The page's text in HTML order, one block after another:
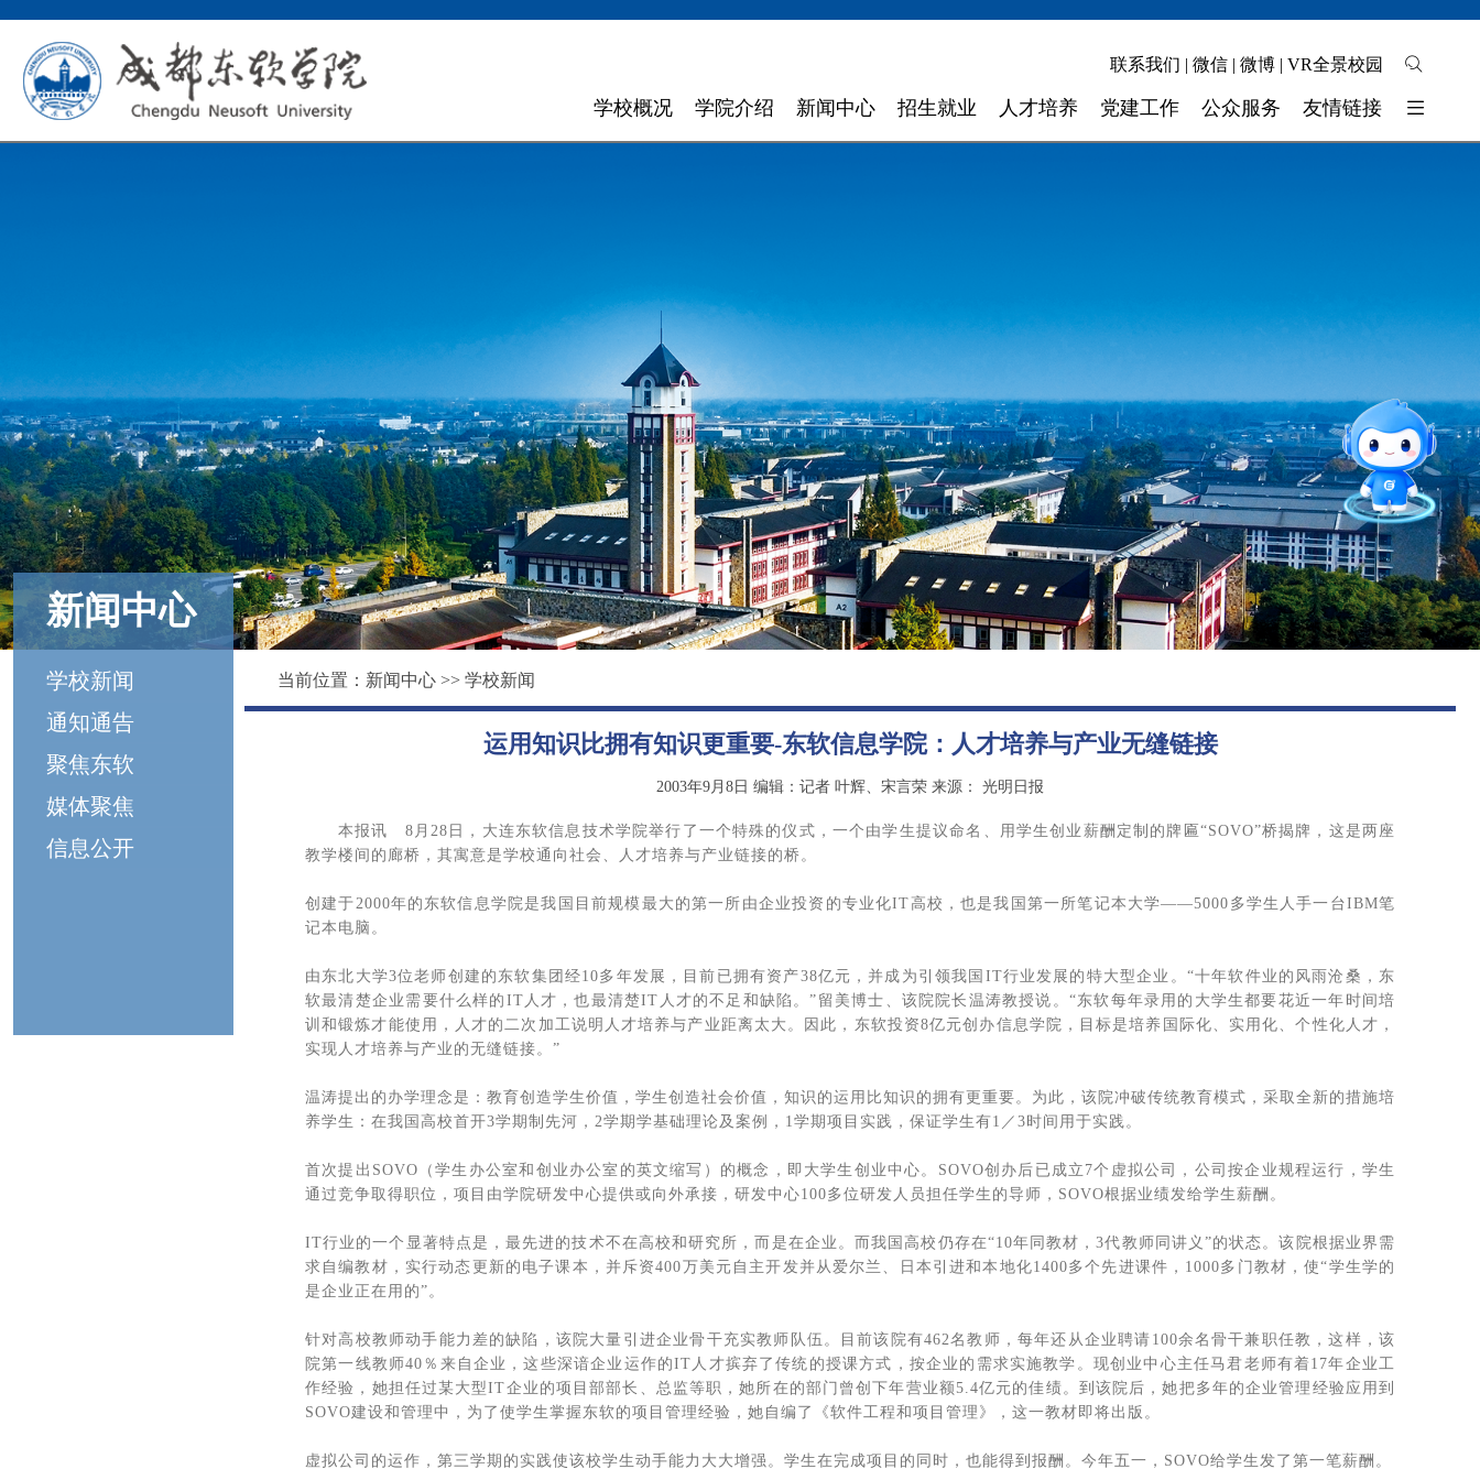
联系我们 | 微信 | 微博 | VR全景校园
学校概况
组织机构
理念特色
大 事 记
领导关怀
校园环境
影像东软
大学精神
学院介绍
数字艺术与设计学院
外国语学院
健康医疗科技学院
数智应用技术学院
国际教育学院
数据科学与基础学院
马克思主义学院
继续教育（培训）学院
退役军人教育学院
新闻中心
媒体聚焦
招生就业 人才培养
校 团 委
师资力量
奖助学金
图书馆
后勤保障
党建工作 公众服务
联系我们
友情链接
四川省高校网络理政平台
新闻中心
学校新闻
通知通告
聚焦东软
媒体聚焦
信息公开
当前位置： 新闻中心 >> 学校新闻
运用知识比拥有知识更重要-东软信息学院：人才培养与产业无缝链接
2003年9月8日 编辑：记者 叶辉、宋言荣 来源： 光明日报
本报讯 8月28日，大连东软信息技术学院举行了一个特殊的仪式，一个由学生提议命名、用学生创业薪酬定制的牌匾“SOVO”桥揭牌，这是两座
教学楼间的廊桥，其寓意是学校通向社会、人才培养与产业链接的桥。
创建于2000年的东软信息学院是我国目前规模最大的第一所由企业投资的专业化IT高校，也是我国第一所笔记本大学——5000多学生人手一台IBM笔
记本电脑。
由东北大学3位老师创建的东软集团经10多年发展，目前已拥有资产38亿元，并成为引领我国IT行业发展的特大型企业。“十年软件业的风雨沧桑，东
软最清楚企业需要什么样的IT人才，也最清楚IT人才的不足和缺陷。”留美博士、该院院长温涛教授说。“东软每年录用的大学生都要花近一年时间培
训和锻炼才能使用，人才的二次加工说明人才培养与产业距离太大。因此，东软投资8亿元创办信息学院，目标是培养国际化、实用化、个性化人才，
实现人才培养与产业的无缝链接。”
温涛提出的办学理念是：教育创造学生价值，学生创造社会价值，知识的运用比知识的拥有更重要。为此，该院冲破传统教育模式，采取全新的措施培
养学生：在我国高校首开3学期制先河，2学期学基础理论及案例，1学期项目实践，保证学生有1／3时间用于实践。
首次提出SOVO（学生办公室和创业办公室的英文缩写）的概念，即大学生创业中心。SOVO创办后已成立7个虚拟公司，公司按企业规程运行，学生
通过竞争取得职位，项目由学院研发中心提供或向外承接，研发中心100多位研发人员担任学生的导师，SOVO根据业绩发给学生薪酬。
IT行业的一个显著特点是，最先进的技术不在高校和研究所，而是在企业。而我国高校仍存在“10年同教材，3代教师同讲义”的状态。该院根据业界需
求自编教材，实行动态更新的电子课本，并斥资400万美元自主开发并从爱尔兰、日本引进和本地化1400多个先进课件，1000多门教材，使“学生学的
是企业正在用的”。
针对高校教师动手能力差的缺陷，该院大量引进企业骨干充实教师队伍。目前该院有462名教师，每年还从企业聘请100余名骨干兼职任教，这样，该
院第一线教师40％来自企业，这些深谙企业运作的IT人才摈弃了传统的授课方式，按企业的需求实施教学。现创业中心主任马君老师有着17年企业工
作经验，她担任过某大型IT企业的项目部部长、总监等职，她所在的部门曾创下年营业额5.4亿元的佳绩。到该院后，她把多年的企业管理经验应用到
SOVO建设和管理中，为了使学生掌握东软的项目管理经验，她自编了《软件工程和项目管理》，这一教材即将出版。
虚拟公司的运作，第三学期的实践使该校学生动手能力大大增强。学生在完成项目的同时，也能得到报酬。今年五一，SOVO给学生发了第一笔薪酬。
留言板
招就官微
报考指南